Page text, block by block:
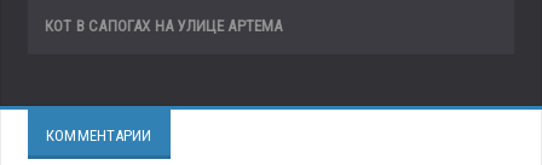
КОТ В САПОГАХ НА УЛИЦЕ АРТЕМА
КОММЕНТАРИИ